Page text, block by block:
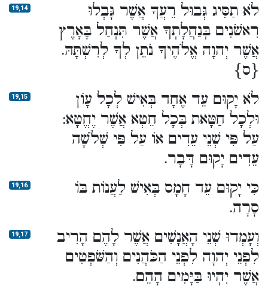
19,14
לֹא תַסִּיג גְּבוּל רֵעֲךָ אֲשֶׁר גָּבְלוּ
רִאשֹׁנִים בְּנַחֲלָתְךָ אֲשֶׁר תִּנְחַל בָּאָרֶץ
אֲשֶׁר יְהוָה אֱלֹהֶיךָ נֹתֵן לְךָ לְרִשְׁתָּהּ.
{ס}
19,15
לֹא יָקוּם עֵד אֶחָד בְּאִישׁ לְכָל עָו‍ֹן
וּלְכָל חַטָּאת בְּכָל חֵטְא אֲשֶׁר יֶחֱטָא:
עַל פִּי שְׁנֵי עֵדִים אוֹ עַל פִּי שְׁלֹשָׁה
עֵדִים יָקוּם דָּבָר.
19,16
כִּי יָקוּם עֵד חָמָס בְּאִישׁ לַעֲנוֹת בּוֹ
סָרָה.
19,17
וְעָמְדוּ שְׁנֵי הָאֲנָשִׁים אֲשֶׁר לָהֶם הָרִיב
לִפְנֵי יְהוָה לִפְנֵי הַכֹּהֲנִים וְהַשֹּׁפְטִים
אֲשֶׁר יִהְיוּ בַּיָּמִים הָהֵם.